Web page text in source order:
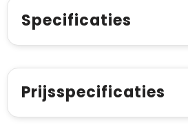
Specificaties
Prijsspecificaties